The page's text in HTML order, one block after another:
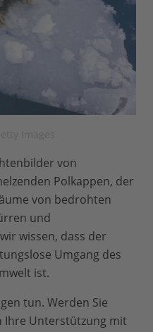
von
Polkappen, der
von bedrohten
und
wissen, dass der
Umgang des
ist.
tun. Werden Sie
Ihre Unterstützung mit